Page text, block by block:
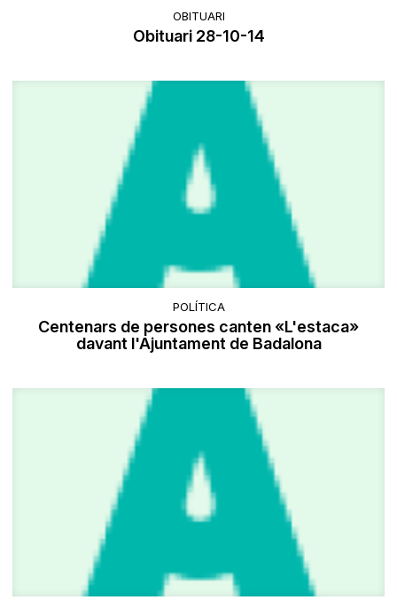
OBITUARI
Obituari 28-10-14
POLÍTICA
Centenars de persones canten «L'estaca»
davant l'Ajuntament de Badalona